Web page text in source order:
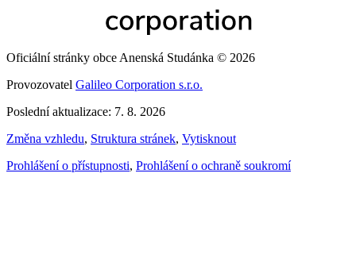
Oficiální stránky obce Anenská Studánka © 2026
Provozovatel Galileo Corporation s.r.o.
Poslední aktualizace: 7. 8. 2026
Změna vzhledu, Struktura stránek, Vytisknout
Prohlášení o přístupnosti, Prohlášení o ochraně soukromí